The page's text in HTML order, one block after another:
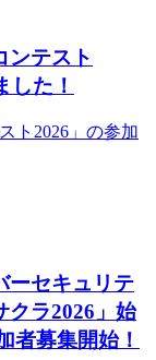
ンテスト
した！
ト2026」の参加
ーセキュリテ
クラ2026」始
者募集開始！